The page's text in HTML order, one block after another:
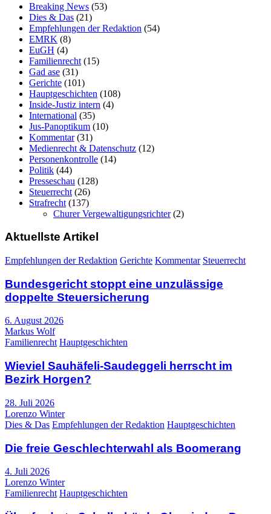
Breaking News (53)
Dies & Das (21)
Empfehlungen der Redaktion (54)
EMRK (8)
EuGH (4)
Familienrecht (15)
Gad ase (31)
Gerichte (101)
Hauptgeschichten (108)
Inside-Justiz intern (4)
International (35)
Jus-Panoptikum (10)
Kommentar(31)
Medienrecht & Datenschutz (12)
Personenkontrolle (14)
Politik (44)
Presseschau (128)
Steuerrecht (26)
Strafrecht (137)
Churer Vergewaltigungsrichter(2)
Aktuellste Artikel
Empfehlungen der Redaktion Gerichte Kommentar Steuerrecht
Bundesgericht stoppt eine unzulässige
doppelte Steuersicherung
6. August 2026
Markus Wolf
Familienrecht Hauptgeschichten
Wieviel Sauhäfeli-Saudeggeli herrscht im
Bezirk Horgen?
28. Juli 2026
Lorenzo Winter
Dies & Das Empfehlungen der Redaktion Hauptgeschichten
Die freie Geschlechterwahl als Boomerang
4. Juli 2026
Lorenzo Winter
Familienrecht Hauptgeschichten